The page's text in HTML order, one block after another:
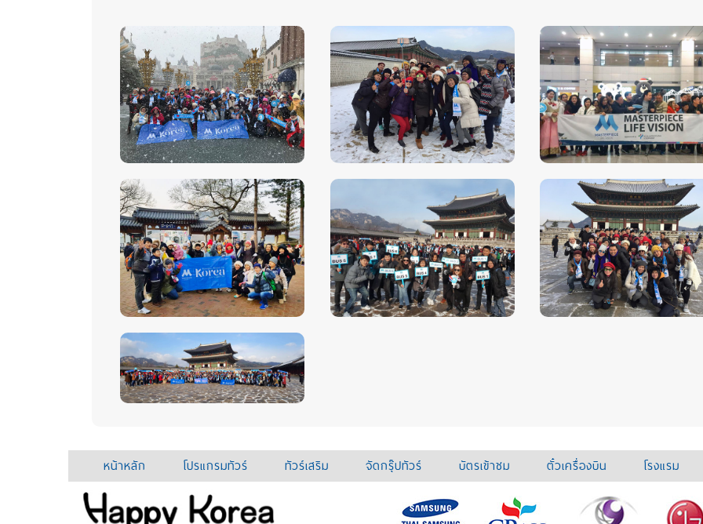
หน้าหลัก โปรแกรมทัวร์ ทัวร์เสริม จัดกรุ๊ปทัวร์ บัตรเข้าชม ตั๋วเครื่องบิน โรงแรม